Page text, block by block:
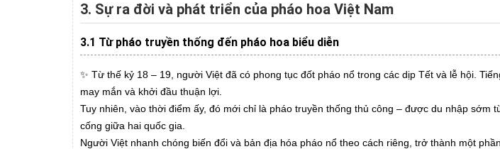
3. Sự ra đời và phát triển của pháo hoa Việt Nam
3.1 Từ pháo truyền thống đến pháo hoa biểu diễn
✨ Từ thế kỷ 18 – 19, người Việt đã có phong tục đốt pháo nổ trong các dịp Tết và lễ hội.
may mắn và khởi đầu thuận lợi.
Tuy nhiên, vào thời điểm ấy, đó mới chỉ là pháo truyền thống thủ công – được du nhập sớm
cống giữa hai quốc gia.
Người Việt nhanh chóng biến đổi và bản địa hóa pháo nổ theo cách riêng, trở thành một